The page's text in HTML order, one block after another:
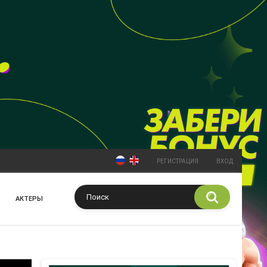
РЕГИСТРАЦИЯ ВХОД
АКТЕРЫ